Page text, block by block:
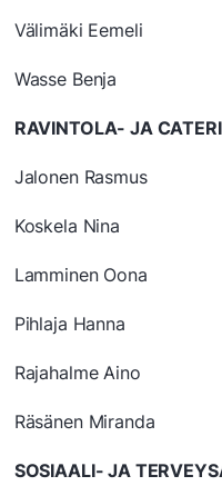
Välimäki Eemeli
Wasse Benja
RAVINTOLA- JA
Jalonen Rasmus
Koskela Nina
Lamminen Oona
Pihlaja Hanna
Rajahalme Aino
Räsänen Miranda
SOSIAALI- JA